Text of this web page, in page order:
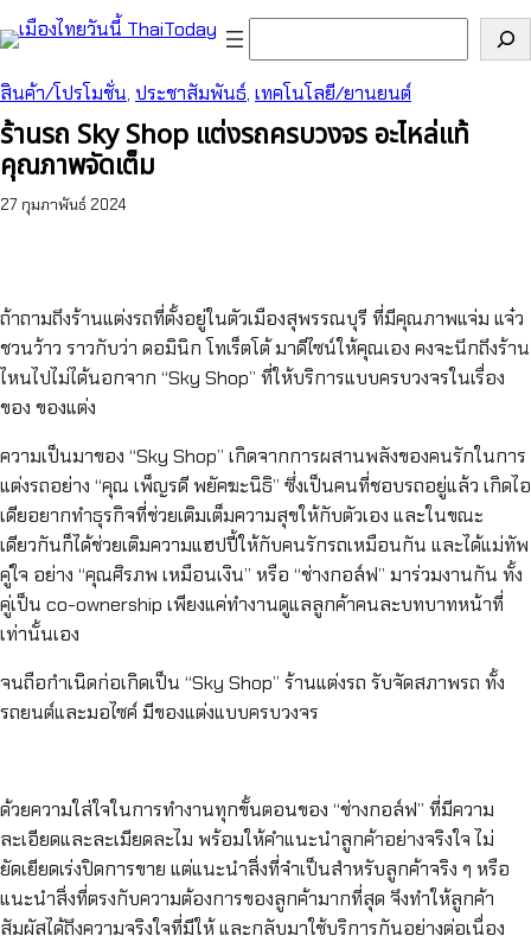
ข้าม
ไป
เนื้อหา
สินค้า/โปรโมชั่น, ประชาสัมพันธ์, เทคโนโลยี/ยานยนต์
ร้านรถ Sky Shop แต่งรถครบวงจร อะไหล่แท้
คุณภาพจัดเต็ม
27 กุมภาพันธ์ 2024
ถ้าถามถึงร้านแต่งรถที่ตั้งอยู่ในตัวเมืองสุพรรณบุรี ที่มีคุณภาพแจ่ม แจ๋ว
ชวนว้าว ราวกับว่า ดอมินิก โทเร็ตโต้ มาดีไซน์ให้คุณเอง คงจะนึกถึงร้าน
ไหนไปไม่ได้นอกจาก “Sky Shop” ที่ให้บริการแบบครบวงจรในเรื่อง
ของ ของแต่ง
ความเป็นมาของ “Sky Shop” เกิดจากการผสานพลังของคนรักในการ
แต่งรถอย่าง “คุณ เพ็ญรดี พยัคฆะนิธิ” ซึ่งเป็นคนที่ชอบรถอยู่แล้ว เกิดไอ
เดียอยากทำธุรกิจที่ช่วยเติมเต็มความสุขให้กับตัวเอง และในขณะ
เดียวกันก็ได้ช่วยเติมความแฮปปี้ให้กับคนรักรถเหมือนกัน และได้แม่ทัพ
คู่ใจ อย่าง “คุณศิรภพ เหมือนเงิน” หรือ “ช่างกอล์ฟ” มาร่วมงานกัน ทั้ง
คู่เป็น co-ownership เพียงแค่ทำงานดูแลลูกค้าคนละบทบาทหน้าที่
เท่านั้นเอง
จนถือกำเนิดก่อเกิดเป็น “Sky Shop” ร้านแต่งรถ รับจัดสภาพรถ ทั้ง
รถยนต์และมอไซค์ มีของแต่งแบบครบวงจร
ด้วยความใส่ใจในการทำงานทุกขั้นตอนของ “ช่างกอล์ฟ” ที่มีความ
ละเอียดและละเมียดละไม พร้อมให้คำแนะนำลูกค้าอย่างจริงใจ ไม่
ยัดเยียดเร่งปิดการขาย แต่แนะนำสิ่งที่จำเป็นสำหรับลูกค้าจริง ๆ หรือ
แนะนำสิ่งที่ตรงกับความต้องการของลูกค้ามากที่สุด จึงทำให้ลูกค้า
สัมผัสได้ถึงความจริงใจที่มีให้ และกลับมาใช้บริการกันอย่างต่อเนื่อง